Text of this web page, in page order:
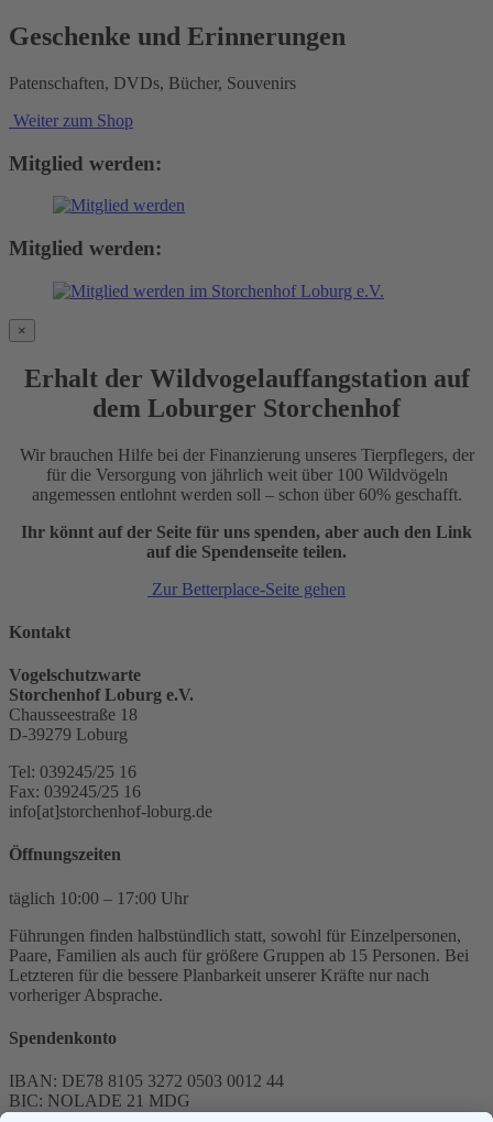
Geschenke und Erinnerungen
Patenschaften, DVDs, Bücher, Souvenirs
Weiter zum Shop
Mitglied werden:
Mitglied werden:
×
Erhalt der Wildvogelauffangstation auf
dem Loburger Storchenhof
Wir brauchen Hilfe bei der Finanzierung unseres Tierpflegers, der
für die Versorgung von jährlich weit über 100 Wildvögeln
angemessen entlohnt werden soll – schon über 60% geschafft.
Ihr könnt auf der Seite für uns spenden, aber auch den Link
auf die Spendenseite teilen.
Zur Betterplace-Seite gehen
Kontakt
Vogelschutzwarte
Storchenhof Loburg e.V.
Chausseestraße 18
D-39279 Loburg
Tel: 039245/25 16
Fax: 039245/25 16
info[at]storchenhof-loburg.de
Öffnungszeiten
täglich 10:00 – 17:00 Uhr
Führungen finden halbstündlich statt, sowohl für Einzelpersonen,
Paare, Familien als auch für größere Gruppen ab 15 Personen. Bei
Letzteren für die bessere Planbarkeit unserer Kräfte nur nach
vorheriger Absprache.
Spendenkonto
IBAN: DE78 8105 3272 0503 0012 44
BIC: NOLADE 21 MDG